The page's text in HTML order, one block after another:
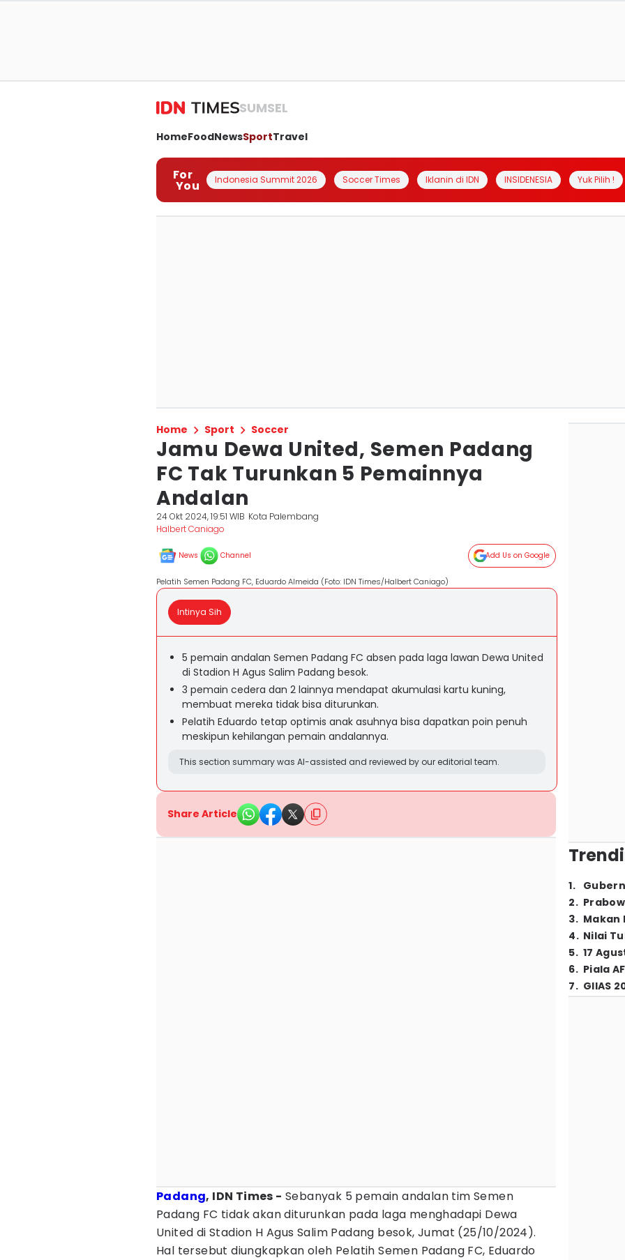
SUMSEL
HomeFoodNewsSportTravel
For
You Indonesia Summit 2026 Soccer Times Iklanin di IDN INSIDENESIA Yuk Pilih !
Home Sport Soccer
Jamu Dewa United, Semen Padang
FC Tak Turunkan 5 Pemainnya
Andalan
24 Okt 2024, 19:51 WIB Kota Palembang
Halbert Caniago
News Channel Add Us on Google
Pelatih Semen Padang FC, Eduardo Almeida (Foto: IDN Times/Halbert Caniago)
Intinya Sih
5 pemain andalan Semen Padang FC absen pada laga lawan Dewa United
di Stadion H Agus Salim Padang besok.
3 pemain cedera dan 2 lainnya mendapat akumulasi kartu kuning,
membuat mereka tidak bisa diturunkan.
Pelatih Eduardo tetap optimis anak asuhnya bisa dapatkan poin penuh
meskipun kehilangan pemain andalannya.
This section summary was AI-assisted and reviewed by our editorial team.
Share Article
Padang, IDN Times - Sebanyak 5 pemain andalan tim Semen
Padang FC tidak akan diturunkan pada laga menghadapi Dewa
United di Stadion H Agus Salim Padang besok, Jumat (25/10/2024).
Hal tersebut diungkapkan oleh Pelatih Semen Padang FC, Eduardo
1.
2.
3. Makan
4. Nilai
5. 17
6. Piala
7. GIIAS